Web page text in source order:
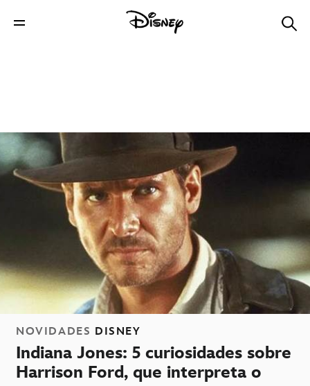
NOVIDADES DISNEY
Indiana Jones: 5 curiosidades sobre
Harrison Ford, que interpreta o